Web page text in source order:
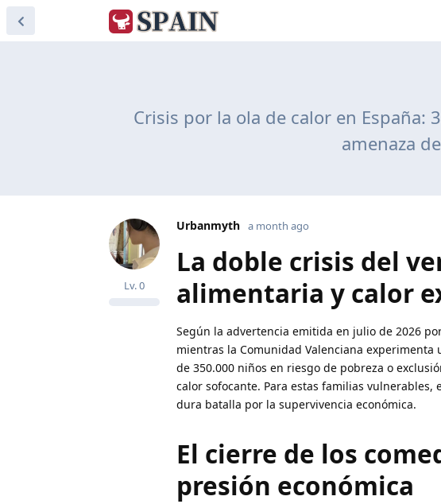
Crisis por la ola de calor en
amenaza
Urbanmyth
Lv.0
a month ago
La doble crisis del
alimentaria y calor
Según la advertencia emitida en julio de 2026
mientras la Comunidad Valenciana experimenta
de 350.000 niños en riesgo de pobreza o
calor sofocante. Para estas familias
dura batalla por la supervivencia económica.
El cierre de los
presión económica